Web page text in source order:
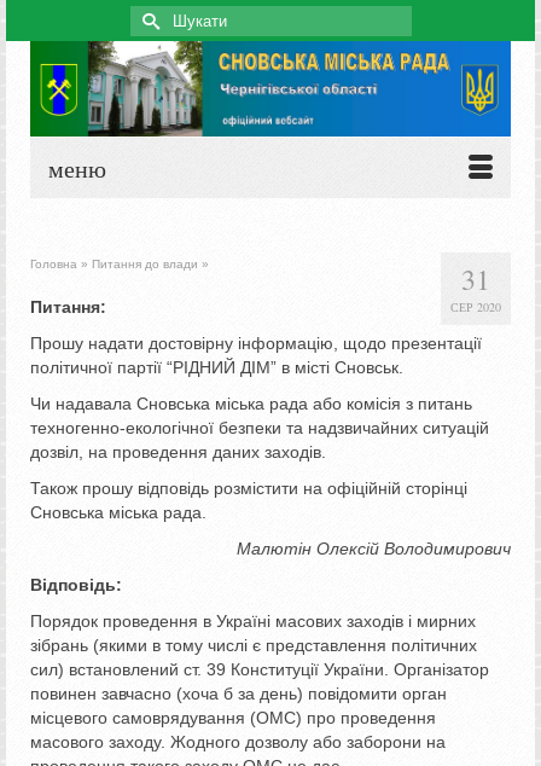
Search
for:
меню
31
СЕР 2020
Головна » Питання до влади »
Питання:
Прошу надати достовірну інформацію, щодо презентації
політичної партії “РІДНИЙ ДІМ” в місті Сновськ.
Чи надавала Сновська міська рада або комісія з питань
техногенно-екологічної безпеки та надзвичайних ситуацій
дозвіл, на проведення даних заходів.
Також прошу відповідь розмістити на офіційній сторінці
Сновська міська рада.
Малютін Олексій Володимирович
Відповідь:
Порядок проведення в Україні масових заходів і мирних
зібрань (якими в тому числі є представлення політичних
сил) встановлений ст. 39 Конституції України. Організатор
повинен завчасно (хоча б за день) повідомити орган
місцевого самоврядування (ОМС) про проведення
масового заходу. Жодного дозволу або заборони на